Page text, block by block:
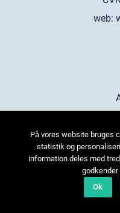
web:
På vores website bruges
statistik og
information deles med
Ok